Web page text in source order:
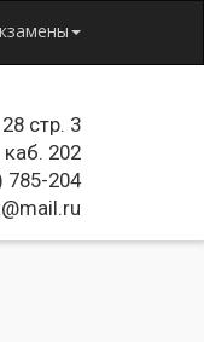
стр. 3
каб. 202
785-204